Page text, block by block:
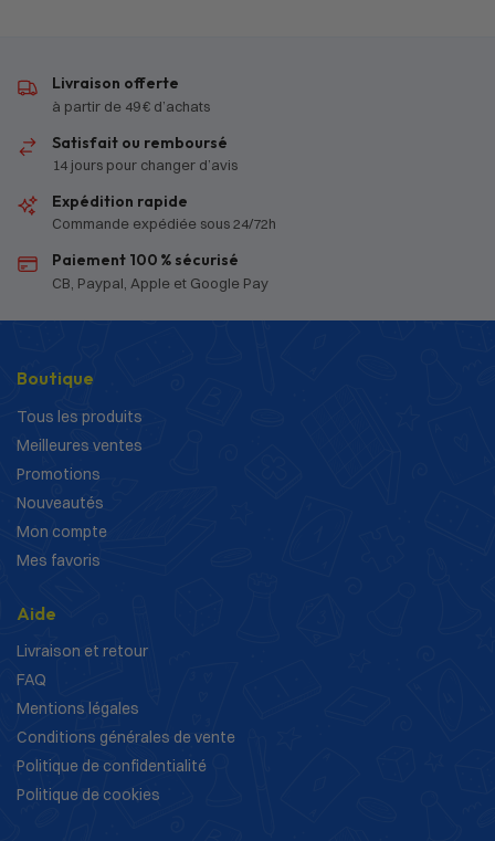
Livraison offerte
à partir de 49 € d’achats
Satisfait ou remboursé
14 jours pour changer d’avis
Expédition rapide
Commande expédiée sous 24/72h
Paiement 100 % sécurisé
CB, Paypal, Apple et Google Pay
Boutique
Tous les produits
Meilleures ventes
Promotions
Nouveautés
Mon compte
Mes favoris
Aide
Livraison et retour
FAQ
Mentions légales
Conditions générales de vente
Politique de confidentialité
Politique de cookies